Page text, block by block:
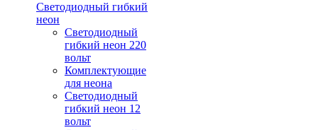
Светодиодный гибкий
неон
Светодиодный
гибкий неон 220
вольт
Комплектующие
для неона
Светодиодный
гибкий неон 12
вольт